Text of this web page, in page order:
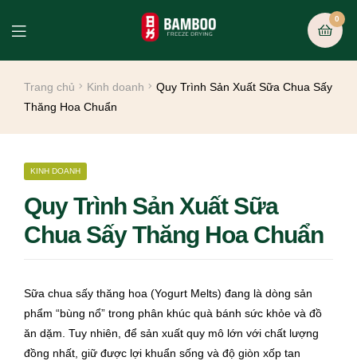
0
Trang chủ Kinh doanh
Quy Trình Sản Xuất Sữa Chua Sấy
Thăng Hoa Chuẩn
KINH DOANH
Quy Trình Sản Xuất Sữa
Chua Sấy Thăng Hoa Chuẩn
Sữa chua sấy thăng hoa (Yogurt Melts) đang là dòng sản
phẩm “bùng nổ” trong phân khúc quà bánh sức khỏe và đồ
ăn dặm. Tuy nhiên, để sản xuất quy mô lớn với chất lượng
đồng nhất, giữ được lợi khuẩn sống và độ giòn xốp tan